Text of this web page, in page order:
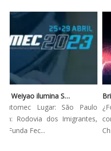
Automec 2023: Weiyao ilumina São Paulo Expo
Lugar: São Paulo
Rodovia dos Imigrantes,
Fec...